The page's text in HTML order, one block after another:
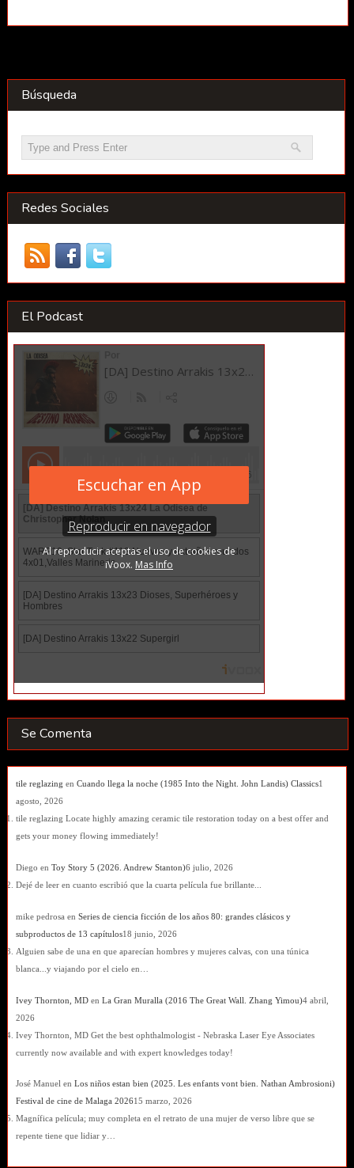
Búsqueda
Redes Sociales
El Podcast
Se Comenta
tile reglazing en Cuando llega la noche (1985 Into the Night. John Landis) Classics1
agosto, 2026
tile reglazing Locate highly amazing ceramic tile restoration today on a best offer and
gets your money flowing immediately!
Diego en Toy Story 5 (2026. Andrew Stanton)6 julio, 2026
Dejé de leer en cuanto escribió que la cuarta película fue brillante...
mike pedrosa en Series de ciencia ficción de los años 80: grandes clásicos y
subproductos de 13 capítulos18 junio, 2026
Alguien sabe de una en que aparecían hombres y mujeres calvas, con una túnica
blanca...y viajando por el cielo en…
Ivey Thornton, MDen La Gran Muralla (2016 The Great Wall. Zhang Yimou)4 abril,
2026
Ivey Thornton, MD Get the best ophthalmologist - Nebraska Laser Eye Associates
currently now available and with expert knowledges today!
José Manuel en Los niños estan bien (2025. Les enfants vont bien. Nathan Ambrosioni)
Festival de cine de Malaga 202615 marzo, 2026
Magnífica película; muy completa en el retrato de una mujer de verso libre que se
repente tiene que lidiar y…